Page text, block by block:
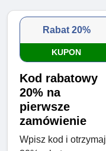
Rabat 20%
KUPON
Kod rabatowy
20% na
pierwsze
zamówienie
Wpisz kod i otrzymaj